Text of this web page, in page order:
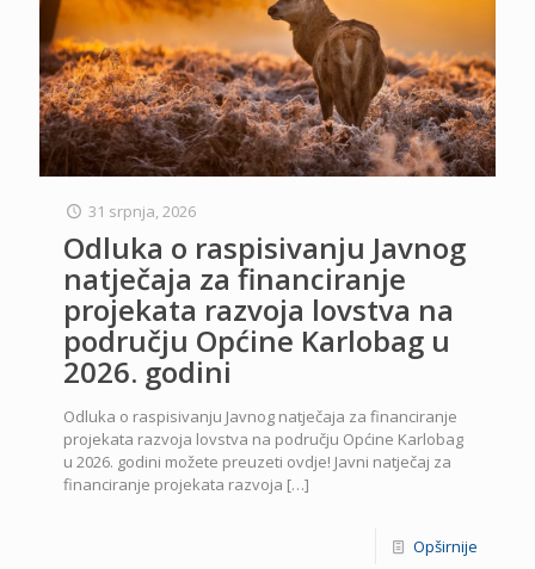
31 srpnja, 2026
Odluka o raspisivanju Javnog
natječaja za financiranje
projekata razvoja lovstva na
području Općine Karlobag u
2026. godini
Odluka o raspisivanju Javnog natječaja za financiranje
projekata razvoja lovstva na području Općine Karlobag
u 2026. godini možete preuzeti ovdje! Javni natječaj za
financiranje projekata razvoja […]
Opširnije